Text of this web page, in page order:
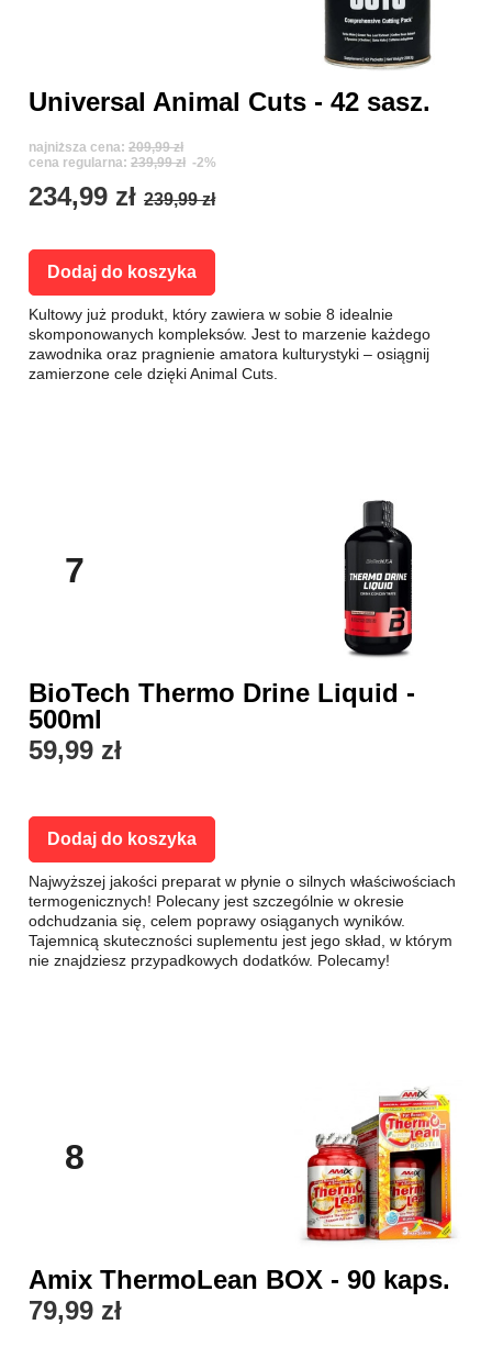
Universal Animal Cuts - 42 sasz.
najniższa cena: 209,99 zł
cena regularna: 239,99 zł -2%
234,99 zł 239,99 zł
Dodaj do koszyka
Kultowy już produkt, który zawiera w sobie 8 idealnie
skomponowanych kompleksów. Jest to marzenie każdego
zawodnika oraz pragnienie amatora kulturystyki – osiągnij
zamierzone cele dzięki Animal Cuts.
7
BioTech Thermo Drine Liquid -
500ml
59,99 zł
Dodaj do koszyka
Najwyższej jakości preparat w płynie o silnych właściwościach
termogenicznych! Polecany jest szczególnie w okresie
odchudzania się, celem poprawy osiąganych wyników.
Tajemnicą skuteczności suplementu jest jego skład, w którym
nie znajdziesz przypadkowych dodatków. Polecamy!
8
Amix ThermoLean BOX - 90 kaps.
79,99 zł